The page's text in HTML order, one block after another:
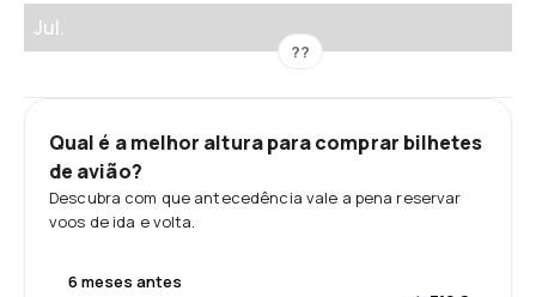
Jul.
??
Qual é a melhor altura para comprar bilhetes
de avião?
Descubra com que antecedência vale a pena reservar
voos de ida e volta.
6 meses antes